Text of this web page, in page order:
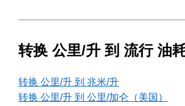
转换 公里/升 到 流行 油
转换 公里/升 到 兆米/升
转换 公里/升 到 公里/加仑（美国）